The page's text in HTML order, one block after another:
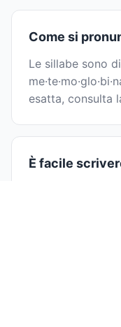
Come si
Le sillabe sono
esatta, consulta
È facile